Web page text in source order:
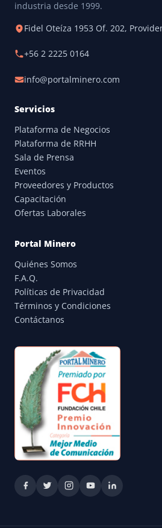
industria desde 1999.
Fidel Oteíza 1953 Of. 202,
+56 2 2225 0164
info@portalminero.com
Servicios
Plataforma de Negocios
Plataforma de RRHH
Sala de Prensa
Eventos
Proveedores y Productos
Capacitación
Ofertas Laborales
Portal Minero
Quiénes Somos
F.A.Q.
Políticas de Privacidad
Términos y Condiciones
Contáctanos